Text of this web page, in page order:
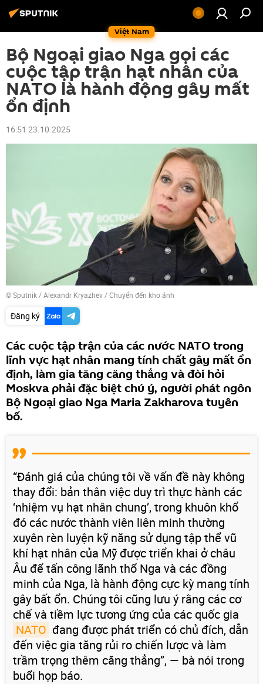
Việt Nam
Bộ Ngoại giao Nga gọi các
cuộc tập trận hạt nhân của
NATO là hành động gây mất
ổn định
16:51 23.10.2025
© Sputnik / Alexandr Kryazhev/Chuyển đến kho ảnh
Đăng ký
Các cuộc tập trận của các nước NATO trong
lĩnh vực hạt nhân mang tính chất gây mất ổn
định, làm gia tăng căng thẳng và đòi hỏi
Moskva phải đặc biệt chú ý, người phát ngôn
Bộ Ngoại giao Nga Maria Zakharova tuyên
bố.
“Đánh giá của chúng tôi về vấn đề này không
thay đổi: bản thân việc duy trì thực hành các
‘nhiệm vụ hạt nhân chung’, trong khuôn khổ
đó các nước thành viên liên minh thường
xuyên rèn luyện kỹ năng sử dụng tập thể vũ
khí hạt nhân của Mỹ được triển khai ở châu
Âu để tấn công lãnh thổ Nga và các đồng
minh của Nga, là hành động cực kỳ mang tính
gây bất ổn. Chúng tôi cũng lưu ý rằng các cơ
chế và tiềm lực tương ứng của các quốc gia
NATO đang được phát triển có chủ đích, dẫn
đến việc gia tăng rủi ro chiến lược và làm
trầm trọng thêm căng thẳng”, — bà nói trong
buổi họp báo.